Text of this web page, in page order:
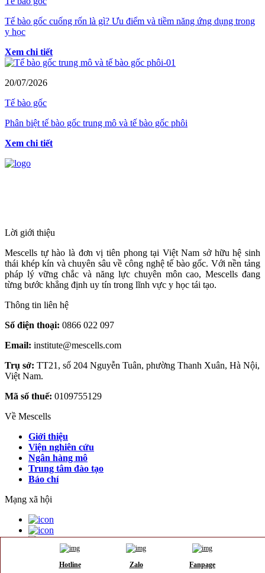
Tế bào gốc cuống rốn là gì? Ưu điểm và tiềm năng ứng dụng trong
y học
Xem chi tiết
20/07/2026
Tế bào gốc
Phân biệt tế bào gốc trung mô và tế bào gốc phôi
Xem chi tiết
Lời giới thiệu
Mescells tự hào là đơn vị tiên phong tại Việt Nam sở hữu hệ sinh
thái khép kín và chuyên sâu về công nghệ tế bào gốc. Với nền tảng
pháp lý vững chắc và năng lực chuyên môn cao, Mescells đang
từng bước khẳng định uy tín trong lĩnh vực y học tái tạo.
Thông tin liên hệ
Số điện thoại: 0866 022 097
Email: institute@mescells.com
Trụ sở: TT21, số 204 Nguyễn Tuân, phường Thanh Xuân, Hà Nội,
Việt Nam.
Mã số thuế: 0109755129
Về Mescells
Giới thiệu
Viện nghiên cứu
Ngân hàng mô
Trung tâm đào tạo
Báo chí
Mạng xã hội
©2025 Allrights registered by Mescells
Hotline Zalo Fanpage